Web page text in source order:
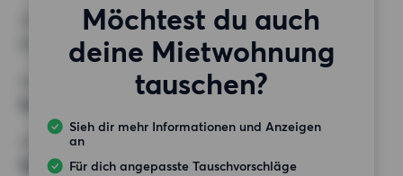
Möchtest du auch
deine Mietwohnung
tauschen?
Sieh dir mehr Informationen und Anzeigen
an
Für dich angepasste Tauschvorschläge
3 Zimmer
MINDESTANZAHL AN QUADRATMETERN
HÖCHSTMIETE (KALTMIETE)
900 EUR